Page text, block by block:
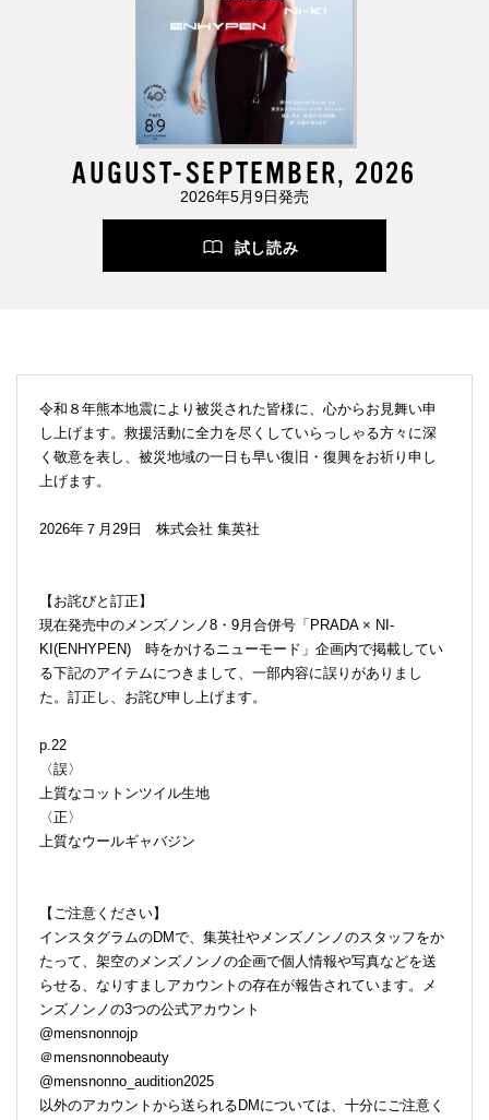
AUGUST-SEPTEMBER, 2026
2026年5月9日発売
試し読み
令和８年熊本地震により被災された皆様に、心からお見舞い申
し上げます。救援活動に全力を尽くしていらっしゃる方々に深
く敬意を表し、被災地域の一日も早い復旧・復興をお祈り申し
上げます。
2026年７月29日 株式会社 集英社
【お詫びと訂正】
現在発売中のメンズノンノ8・9月合併号「PRADA × NI-
KI(ENHYPEN) 時をかけるニューモード」企画内で掲載してい
る下記のアイテムにつきまして、一部内容に誤りがありまし
た。訂正し、お詫び申し上げます。
p.22
〈誤〉
上質なコットンツイル生地
〈正〉
上質なウールギャバジン
【ご注意ください】
インスタグラムのDMで、集英社やメンズノンノのスタッフをか
たって、架空のメンズノンノの企画で個人情報や写真などを送
らせる、なりすましアカウントの存在が報告されています。メ
ンズノンノの3つの公式アカウント
@mensnonnojp
＠mensnonnobeauty
@mensnonno_audition2025
以外のアカウントから送られるDMについては、十分にご注意く